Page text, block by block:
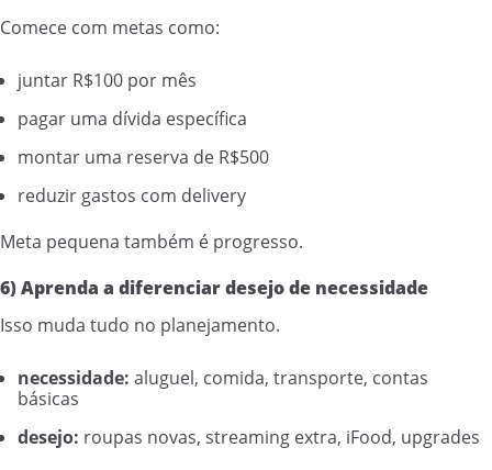
Comece com metas como:
juntar R$100 por mês
pagar uma dívida específica
montar uma reserva de R$500
reduzir gastos com delivery
Meta pequena também é progresso.
6) Aprenda a diferenciar desejo de necessidade
Isso muda tudo no planejamento.
necessidade: aluguel, comida, transporte, contas
básicas
desejo: roupas novas, streaming extra, iFood, upgrades